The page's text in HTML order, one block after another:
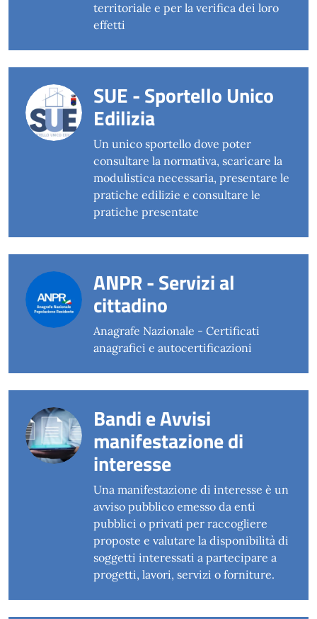
territoriale e per la verifica dei loro
effetti
SUE - Sportello Unico
Edilizia
Un unico sportello dove poter
consultare la normativa, scaricare la
modulistica necessaria, presentare le
pratiche edilizie e consultare le
pratiche presentate
ANPR - Servizi al
cittadino
Anagrafe Nazionale - Certificati
anagrafici e autocertificazioni
Bandi e Avvisi
manifestazione di
interesse
Una manifestazione di interesse è un
avviso pubblico emesso da enti
pubblici o privati per raccogliere
proposte e valutare la disponibilità di
soggetti interessati a partecipare a
progetti, lavori, servizi o forniture.